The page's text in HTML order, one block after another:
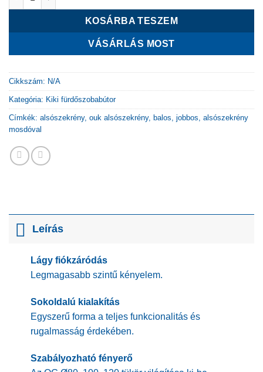
KOSÁRBA TESZEM
VÁSÁRLÁS MOST
Cikkszám: N/A
Kategória: Kiki fürdőszobabútor
Címkék: alsószekrény, ouk alsószekrény, balos jobbos alsószekrény
mosdóval
Leírás
Lágy fiókzáródás
Legmagasabb szintű kényelem.
Sokoldalú kialakítás
Egyszerű forma a teljes funkcionalitás és
rugalmasság érdekében.
Szabályozható fényerő